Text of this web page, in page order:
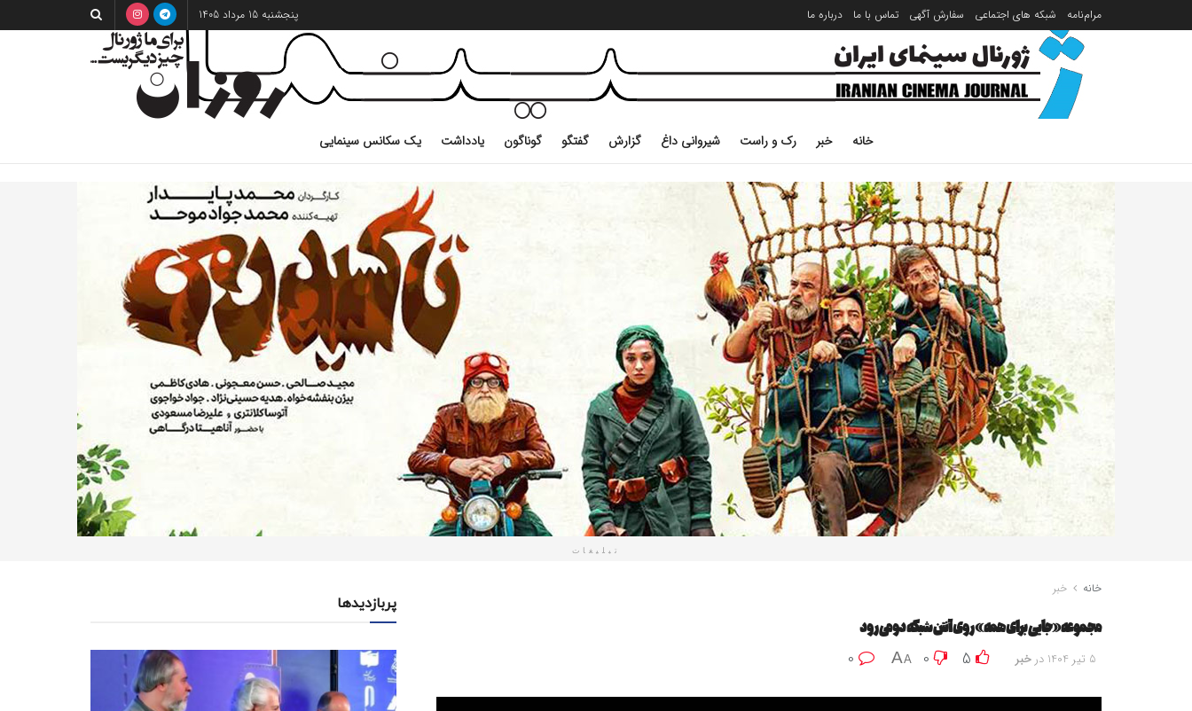
مرام‌نامه شبکه های اجتماعی سفارش آگهی تماس با ما درباره ما پنجشنبه 15 مرداد 1405
خانه خبر رک و راست شیروانی داغ گزارش گفتگو گوناگون یادداشت یک سکانس سینمایی
تبلیغات
خانه خبر
مجموعه «جایی برای همه» روی آنتن شبکه دو می‌رود
5 تیر 1404 در خبر 5
0
A
A
پربازدیدها